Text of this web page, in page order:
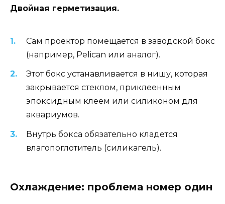
Двойная герметизация.
Сам проектор помещается в заводской бокс
(например, Pelican или аналог).
Этот бокс устанавливается в нишу, которая
закрывается стеклом, приклеенным
эпоксидным клеем или силиконом для
аквариумов.
Внутрь бокса обязательно кладется
влагопоглотитель (силикагель).
Охлаждение: проблема номер один